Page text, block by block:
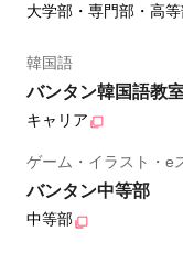
大学部・専門部・高
韓国語
バンタン韓国語教
キャリア
ゲーム・イラスト・e
バンタン中等部
中等部